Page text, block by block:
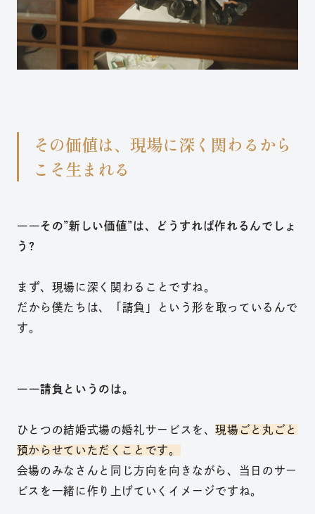
その価値は、現場に深く関わるから
こそ生まれる
――その”新しい価値”は、どうすれば作れるんでしょ
う?
まず、現場に深く関わることですね。
だから僕たちは、「請負」という形を取っているんで
す。
――請負というのは。
ひとつの結婚式場の婚礼サービスを、現場ごと丸ごと
預からせていた だくことです。
会場のみなさんと同 じ方向を向きながら 、当日のサー
ビス を一緒に作り上げて いく イメージですね。